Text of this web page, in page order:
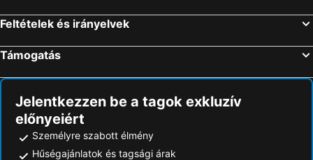
Feltételek és irányelvek
Támogatás
Jelentkezzen be a tagok exkluzív
előnyeiért
Személyre szabott élmény
Hűségajánlatok és tagsági árak